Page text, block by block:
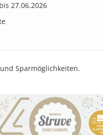
27.06.2026
Sparmöglichkeiten.